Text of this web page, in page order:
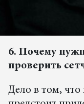
6. Почему
проверить
Дело в том,